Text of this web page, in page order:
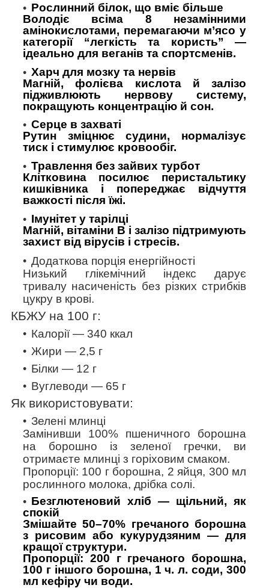
Рослинний білок, що вміє більше
Володіє всіма 8 незамінними
амінокислотами, перемагаючи м’ясо у
категорії “легкість та користь” —
ідеально для веганів та спортсменів.
Харч для мозку та нервів
Магній, фолієва кислота й залізо
підживлюють нервову систему,
покращують концентрацію й сон.
Серце в захваті
Рутин зміцнює судини, нормалізує
тиск і стимулює кровообіг.
Травлення без зайвих турбот
Клітковина посилює перистальтику
кишківника і попереджає відчуття
важкості після їжі.
Імунітет у тарілці
Магній, вітаміни B і залізо підтримують
захист від вірусів і стресів.
Додаткова порція енергійності
Низький глікемічний індекс дарує
тривалу насиченість без різких стрибків
цукру в крові.
КБЖУ на 100 г:
Калорії — 340 ккал
Жири — 2,5 г
Білки — 12 г
Вуглеводи — 65 г
Як використовувати:
Зелені млинці
Замінивши 100% пшеничного борошна
на борошно із зеленої гречки, ви
отримаєте млинці з горіховим смаком.
Пропорції: 100 г борошна, 2 яйця, 300 мл
рослинного молока, дрібка солі.
Безглютеновий хліб — щільний, як
спокій
Змішайте 50–70% гречаного борошна
з рисовим або кукурудзяним — для
кращої структури.
Пропорції: 200 г гречаного борошна,
100 г іншого борошна, 1 ч. л. соди, 300
мл кефіру чи води.